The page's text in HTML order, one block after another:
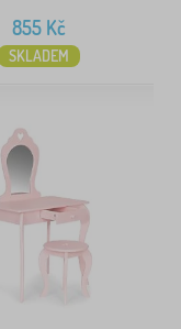
855 Kč
SKLADEM